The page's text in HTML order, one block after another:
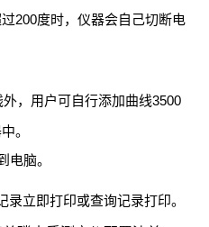
200度时，仪器会自己切断电
，用户可自行添加曲线3500
。
电脑。
立即打印或查询记录打印。